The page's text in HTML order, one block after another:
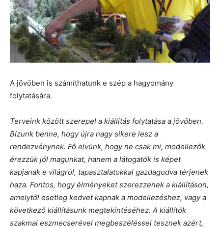
A jövőben is számíthatunk e szép a hagyomány
folytatására.
Terveink között szerepel a kiállítás folytatása a jövőben.
Bízunk benne, hogy újra nagy sikere lesz a
rendezvénynek. Fő elvünk, hogy ne csak mi, modellezők
érezzük jól magunkat, hanem a látogatók is képet
kapjanak e világról, tapasztalatokkal gazdagodva térjenek
haza. Fontos, hogy élményeket szerezzenek a kiállításon,
amelytől esetleg kedvet kapnak a modellezéshez, vagy a
következő kiállításunk megtekintéséhez. A kiállítók
szakmai eszmecserével megbeszéléssel tesznek azért,